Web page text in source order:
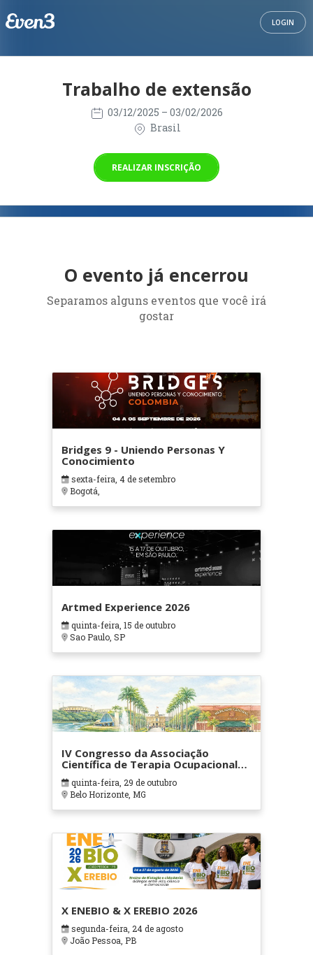
LOGIN
Trabalho de extensão
03/12/2025 – 03/02/2026
Brasil
REALIZAR INSCRIÇÃO
O evento já encerrou
Separamos alguns eventos que você irá
gostar
Bridges 9 - Uniendo Personas Y
Conocimiento
sexta-feira, 4 de setembro
Bogotá,
Artmed Experience 2026
quinta-feira, 15 de outubro
Sao Paulo, SP
IV Congresso da Associação
Científica de Terapia Ocupacional
em Contextos Hospitalares e
Cuidados Paliativos - ATOHOSP
quinta-feira, 29 de outubro
Belo Horizonte, MG
X ENEBIO & X EREBIO 2026
segunda-feira, 24 de agosto
João Pessoa, PB